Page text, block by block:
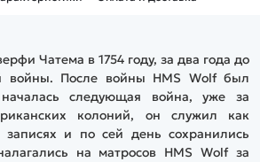
Чатема в 1754 году, за два года до
войны. После войны HMS Wolf был
следующая война, уже за
колоний, он служил как
и по сей день сохранились
на матросов HMS Wolf за